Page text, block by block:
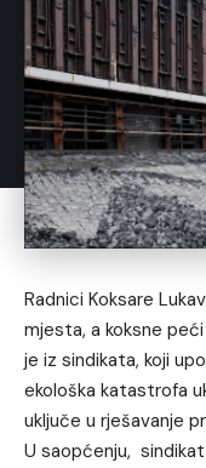
Radnici Koksare
mjesta, a koksne
je iz sindikata, koji
ekološka katastrofa
uključe u rješavanje
U saopćenju,